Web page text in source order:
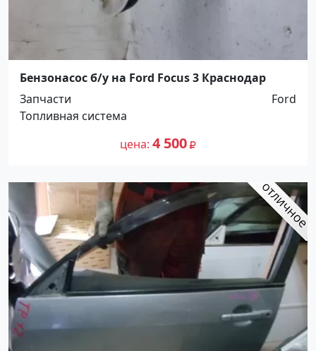
Бензонасос б/у на Ford Focus 3 Краснодар
Запчасти
Ford
Топливная система
цена 4 500